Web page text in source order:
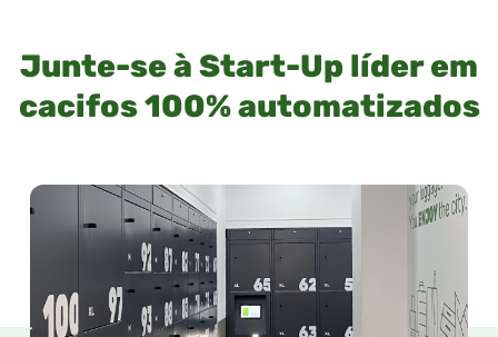
Junte-se à Start-Up líder em
cacifos 100% automatizados